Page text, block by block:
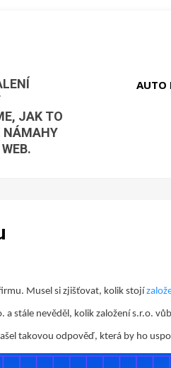
JAK TO
NÁMAHY
AUTO
Musel si zjišťovat, kolik stojí
stále nevěděl, kolik založení s.r.o.
takovou odpověď, která by ho